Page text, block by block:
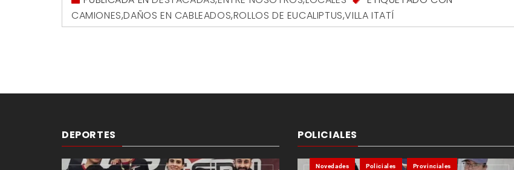
CAMIONES,DAÑOS EN CABLEADOS,ROLLOS DE EUCALIPTUS,VILLA ITATÍ
DEPORTES POLICIALES
Novedades Policiales Provinciales